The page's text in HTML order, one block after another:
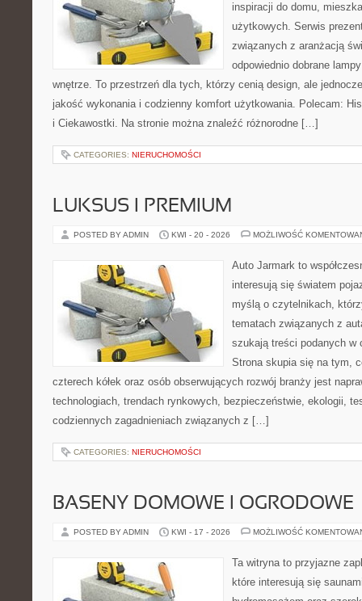
inspiracji do domu,
użytkowych. Serwis
związanych z aranżacją
odpowiednio dobrane
wnętrze. To przestrzeń dla tych, którzy cenią design, ale
jakość wykonania i codzienny komfort użytkowania. Polecam:
i Ciekawostki. Na stronie można znaleźć różnorodne […]
CATEGORIES: NIERUCHOMOŚCI
LUKSUS I PREMIUM
POSTED BY ADMIN KWI - 20 - 2026 MOŻLIWOŚĆ
Auto Jarmark to
interesują się światem
myślą o czytelnikach,
tematach związanych z
szukają treści podanych
Strona skupia się na tym,
czterech kółek oraz osób obserwujących rozwój branży jest
technologiach, trendach rynkowych, bezpieczeństwie, ekologii,
codziennych zagadnieniach związanych z […]
CATEGORIES: NIERUCHOMOŚCI
BASENY DOMOWE I OGRODOWE
POSTED BY ADMIN KWI - 17 - 2026 MOŻLIWOŚĆ
Ta witryna to przyjazne
które interesują się